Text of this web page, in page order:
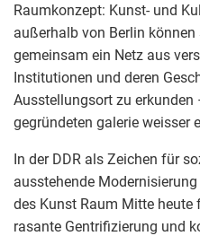
Raumkonzept: Kunst- und
außerhalb von Berlin können
gemeinsam ein Netz aus
Institutionen und deren
Ausstellungsort zu erkunden
gegründeten galerie weisser
In der DDR als Zeichen für
ausstehende
des Kunst Raum Mitte
rasante Gentrifizierung und